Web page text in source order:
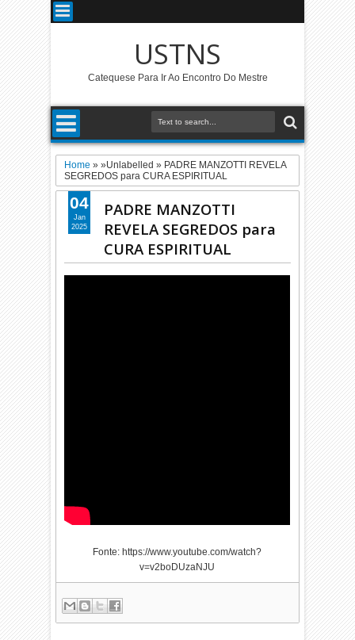
USTNS
Catequese Para Ir Ao Encontro Do Mestre
Home » »Unlabelled » PADRE MANZOTTI REVELA
SEGREDOS para CURA ESPIRITUAL
PADRE MANZOTTI
REVELA SEGREDOS para
CURA ESPIRITUAL
Fonte: https://www.youtube.com/watch?
v=v2boDUzaNJU
04
Jan
2025